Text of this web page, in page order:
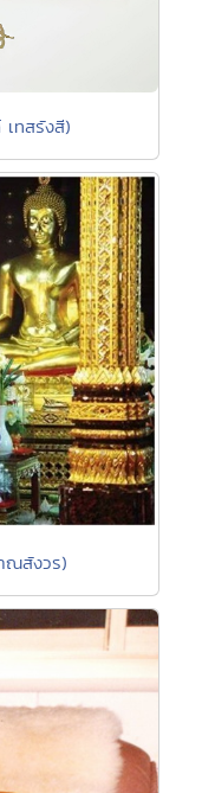
เทสรังสี)
ณสังวร)